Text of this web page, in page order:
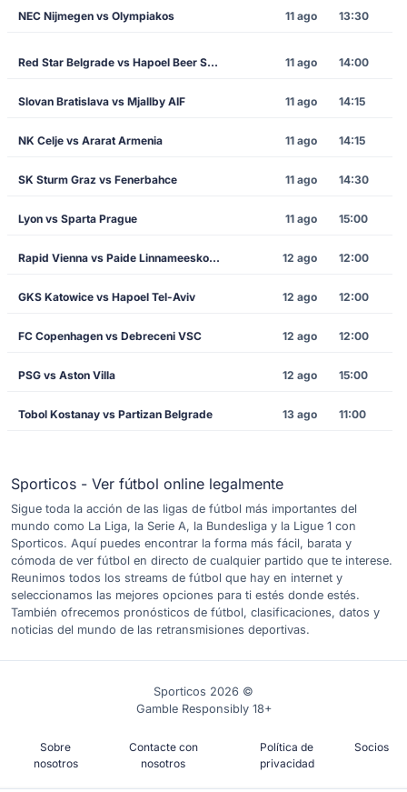
NEC Nijmegen vs Olympiakos 11 ago 13:30
Red Star Belgrade vs Hapoel Beer Sheva 11 ago 14:00
Slovan Bratislava vs Mjallby AIF 11 ago 14:15
NK Celje vs Ararat Armenia 11 ago 14:15
SK Sturm Graz vs Fenerbahce 11 ago 14:30
Lyon vs Sparta Prague 11 ago 15:00
Rapid Vienna vs Paide Linnameeskond 12 ago 12:00
GKS Katowice vs Hapoel Tel-Aviv 12 ago 12:00
FC Copenhagen vs Debreceni VSC 12 ago 12:00
PSG vs Aston Villa 12 ago 15:00
Tobol Kostanay vs Partizan Belgrade 13 ago 11:00
Sporticos - Ver fútbol online legalmente
Sigue toda la acción de las ligas de fútbol más importantes del
mundo como La Liga, la Serie A, la Bundesliga y la Ligue 1 con
Sporticos. Aquí puedes encontrar la forma más fácil, barata y
cómoda de ver fútbol en directo de cualquier partido que te interese.
Reunimos todos los streams de fútbol que hay en internet y
seleccionamos las mejores opciones para ti estés donde estés.
También ofrecemos pronósticos de fútbol, clasificaciones, datos y
noticias del mundo de las retransmisiones deportivas.
Sporticos 2026 ©
Gamble Responsibly 18+
Sobre
nosotros
Contacte con
nosotros
Política de
privacidad
Socios